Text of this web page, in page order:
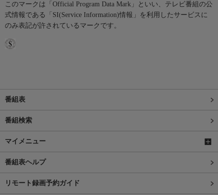
このマークは「Official Program Data Mark」といい、テレビ番組の公
式情報である「SI(Service Information)情報」を利用したサービスに
のみ表記が許されているマークです。
番組表
番組検索
マイメニュー
番組表ヘルプ
リモート録画予約ガイド